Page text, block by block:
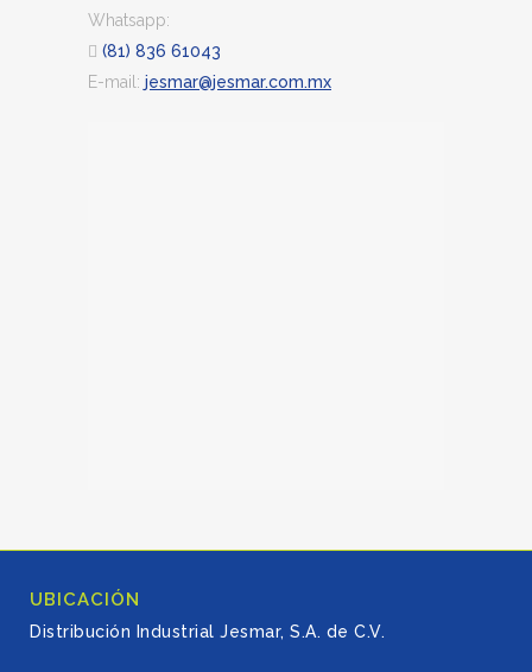
Whatsapp:
(81) 836 61043
E-mail: jesmar@jesmar.com.mx
UBICACIÓN
Distribución Industrial Jesmar, S.A. de C.V.